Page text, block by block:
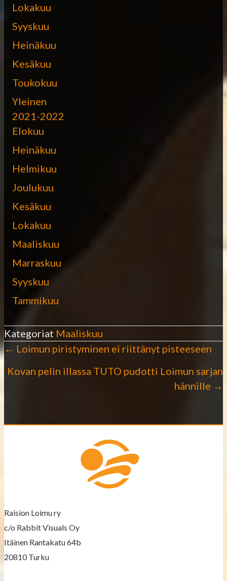
Lokakuu
Syyskuu
Heinäkuu
Kesäkuu
Toukokuu
Yleinen
2021-2022
Elokuu
Heinäkuu
Helmikuu
Joulukuu
Kesäkuu
Lokakuu
Maaliskuu
Marraskuu
Syyskuu
Tammikuu
Kategoriat Maaliskuu
P
t
v
i
g
← Loimun piristyminen ei riittänyt pisteeseen
Kovan pelin illassa TUTO pudotti Loimun sarjan
hännille →
Raision Loimu ry
c/o Rabbit Visuals Oy
Itäinen Rantakatu 64b
20810 Turku